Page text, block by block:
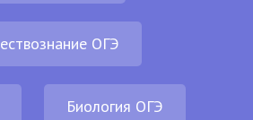
ОГЭ
Биология ОГЭ